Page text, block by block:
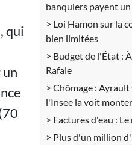
qui
banquiers payent
Loi Hamon sur la
bien limitées
Budget de l'État :
Rafale
Chômage : Ayrault
l'Insee la voit monter
Factures d'eau : Le
Plus d'un million